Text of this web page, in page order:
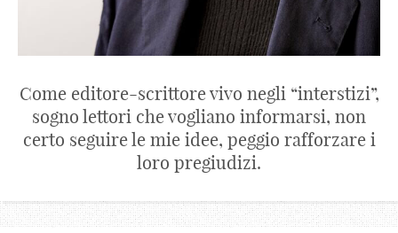
Come editore-scrittore vivo negli “interstizi”,
sogno lettori che vogliano informarsi, non
certo seguire le mie idee, peggio rafforzare i
loro pregiudizi.